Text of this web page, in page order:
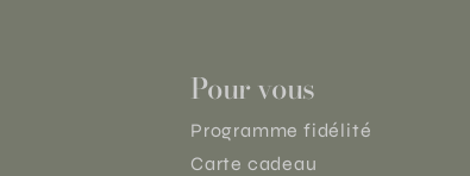
Pour vous
Programme fidélité
Carte cadeau